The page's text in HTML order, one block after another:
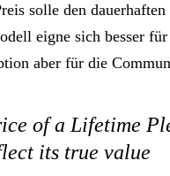
solle den
eigne sich besser
aber für die
of a Lifetime
its true value